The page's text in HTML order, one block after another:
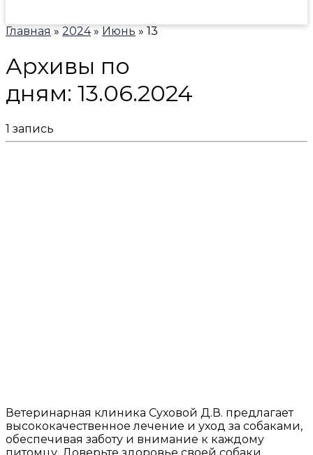
Главная»2024»Июнь»13
Архивы по
дням: 13.06.2024
1 запись
Ветеринарная клиника Суховой Д.В. предлагает
высококачественное лечение и уход за собаками,
обеспечивая заботу и внимание к каждому